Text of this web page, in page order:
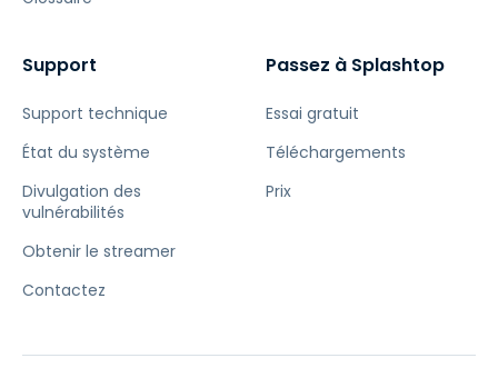
Support
Support technique
État du système
Divulgation des
vulnérabilités
Obtenir le streamer
Contactez
Passez à Splashtop
Essai gratuit
Téléchargements
Prix